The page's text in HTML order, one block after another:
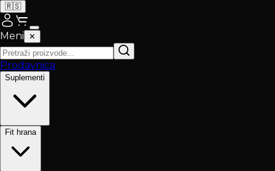
🇷🇸
Meni ✕
Prodavnica
Suplementi
Fit hrana